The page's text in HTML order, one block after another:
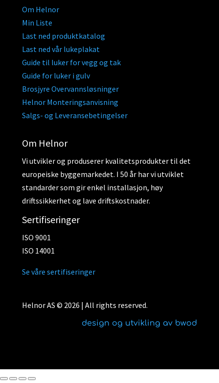
Om Helnor
Min Liste
Last ned produktkatalog
Last ned vår lukeplakat
Guide til luker for vegg og tak
Guide for luker i gulv
Brosjyre Overvannsløsninger
Helnor Monteringsanvisning
Salgs- og Leveransebetingelser
Om Helnor
Vi utvikler og produserer kvalitetsprodukter til det
europeiske byggemarkedet. I 50 år har vi utviklet
standarder som gir enkel installasjon, høy
driftssikkerhet og lave driftskostnader.
Sertifiseringer
ISO 9001
ISO 14001
Se våre sertifiseringer
Helnor AS © 2026 | All rights reserved.
design og utvikling av bwod